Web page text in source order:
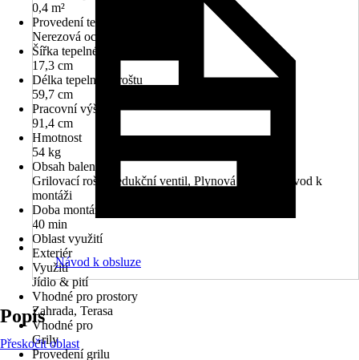
0,4 m²
Provedení tepelného roštu
Nerezová ocel
Šířka tepelného roštu
17,3 cm
Délka tepelného roštu
59,7 cm
Pracovní výška
91,4 cm
Hmotnost
54 kg
Obsah balení
Grilovací rošt, Redukční ventil, Plynová hadice, Návod k
montáži
Doba montáže (ve 2 osobách) cca
40 min
Oblast využití
Exteriér
Využití
Jídlo & pití
Vhodné pro prostory
Zahrada, Terasa
Vhodné pro
Grily
Provedení grilu
Návod k obsluze
Popis
Přeskočit oblast